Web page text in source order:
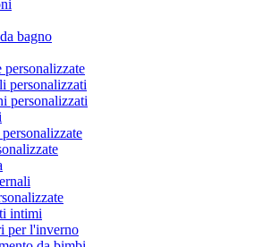
bagno
personalizzate
personalizzati
personalizzati
intimi
per l'inverno